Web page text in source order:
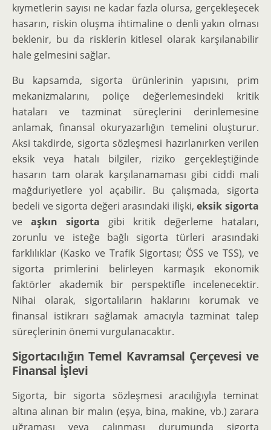
kıymetlerin sayısı ne kadar fazla olursa, gerçekleşecek
hasarın, riskin oluşma ihtimaline o denli yakın olması
beklenir, bu da risklerin kitlesel olarak karşılanabilir
hale gelmesini sağlar.
Bu kapsamda, sigorta ürünlerinin yapısını, prim
mekanizmalarını, poliçe değerlemesindeki kritik
hataları ve tazminat süreçlerini derinlemesine
anlamak, finansal okuryazarlığın temelini oluşturur.
Aksi takdirde, sigorta sözleşmesi hazırlanırken verilen
eksik veya hatalı bilgiler, riziko gerçekleştiğinde
hasarın tam olarak karşılanamaması gibi ciddi mali
mağduriyetlere yol açabilir. Bu çalışmada, sigorta
bedeli ve sigorta değeri arasındaki ilişki,eksik sigorta
ve aşkın sigorta gibi kritik değerleme hataları,
zorunlu ve isteğe bağlı sigorta türleri arasındaki
farklılıklar (Kasko ve Trafik Sigortası; ÖSS ve TSS), ve
sigorta primlerini belirleyen karmaşık ekonomik
faktörler akademik bir perspektifle incelenecektir.
Nihai olarak, sigortalıların haklarını korumak ve
finansal istikrarı sağlamak amacıyla tazminat talep
süreçlerinin önemi vurgulanacaktır.
Sigortacılığın Temel Kavramsal Çerçevesi ve
Finansal İşlevi
Sigorta, bir sigorta sözleşmesi aracılığıyla teminat
altına alınan bir malın (eşya, bina, makine, vb.) zarara
uğraması veya çalınması durumunda sigorta